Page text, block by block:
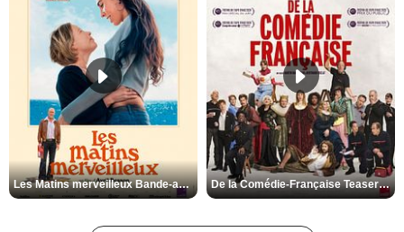
Les Matins merveilleux Bande-annonce VF De la Comédie-Française Teaser VF